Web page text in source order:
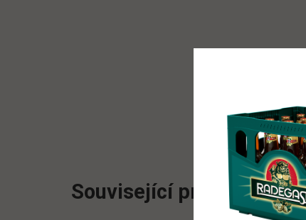
Související produkty